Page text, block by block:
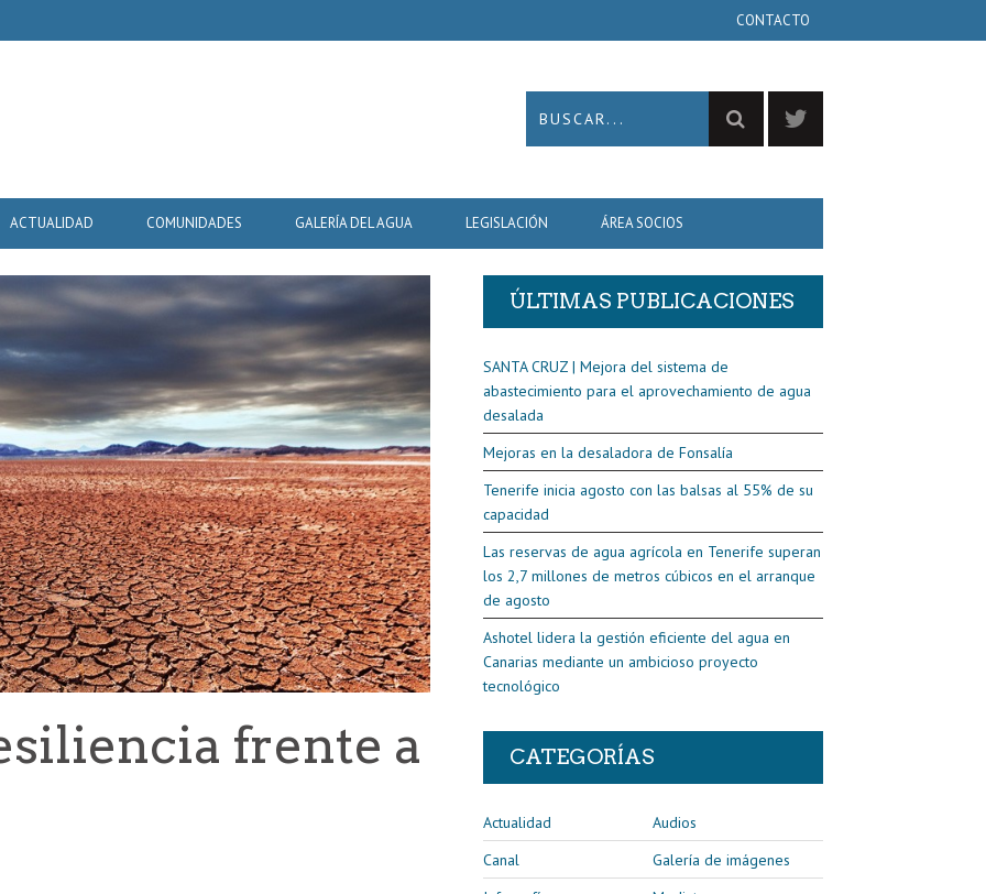
CONTACTO
ACTUALIDAD COMUNIDADES GALERÍA DEL AGUA LEGISLACIÓN ÁREA SOCIOS
frente a
ÚLTIMAS PUBLICACIONES
SANTA CRUZ | Mejora del sistema de
abastecimiento para el aprovechamiento de agua
desalada
Mejoras en la desaladora de Fonsalía
Tenerife inicia agosto con las balsas al 55% de su
capacidad
Las reservas de agua agrícola en Tenerife superan
los 2,7 millones de metros cúbicos en el arranque
de agosto
Ashotel lidera la gestión eficiente del agua en
Canarias mediante un ambicioso proyecto
tecnológico
CATEGORÍAS
Actualidad
Audios
Canal
Galería de imágenes